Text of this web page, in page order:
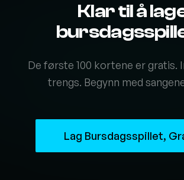
Klar til å
De første 100 kortene er gratis.
trengs. Begynn med
Lag Bursdagsspillet,